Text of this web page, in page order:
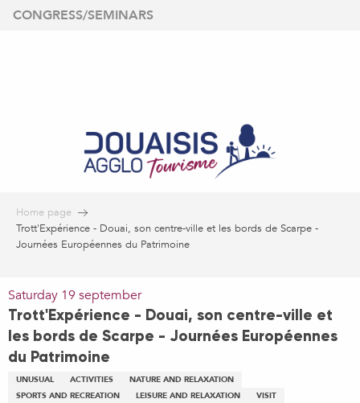
Aller
CONGRESS/SEMINARS
Home page
Trott'Expérience - Douai, son centre-ville et les bords de Scarpe -
Journées Européennes du Patrimoine
Saturday 19 september
Trott'Expérience - Douai, son centre-ville et
les bords de Scarpe - Journées Européennes
du Patrimoine
UNUSUAL ACTIVITIES
NATURE AND RELAXATION
SPORTS AND RECREATION
LEISURE AND RELAXATION
VISIT